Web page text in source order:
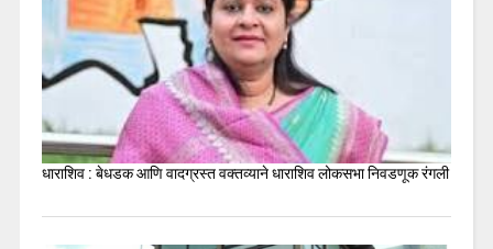
धाराशिव : बेधडक आणि वादग्रस्त वक्तव्याने धाराशिव लोकसभा निवडणूक रंगली